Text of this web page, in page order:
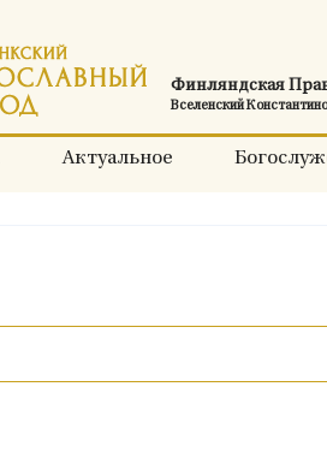
Финляндская
Вселенский
Актуальное